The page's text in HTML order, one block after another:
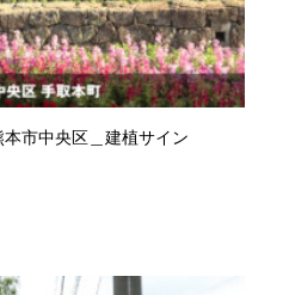
市中央区＿建植サイン